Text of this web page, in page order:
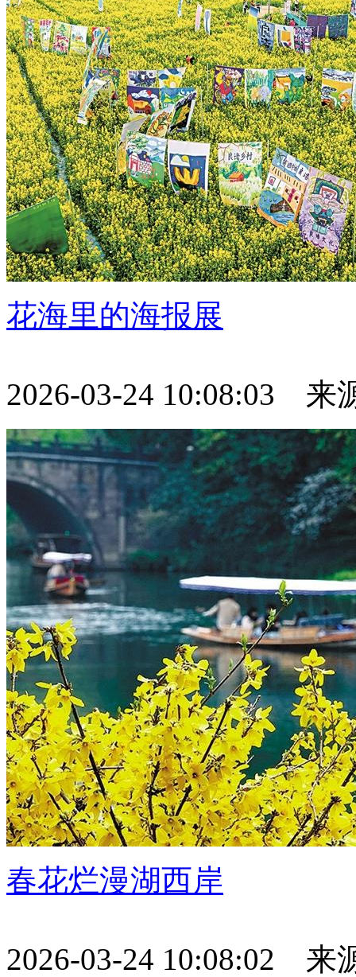
花海里的海报展
2026-03-24 10:08:03 来
春花烂漫湖西岸
2026-03-24 10:08:02 来